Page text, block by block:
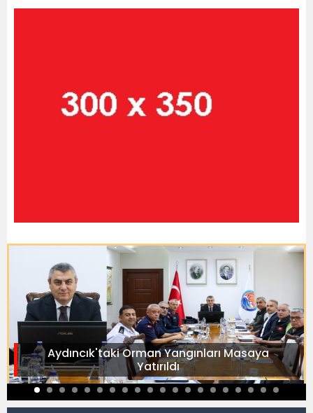
Aydıncık'taki Orman Yangınları Masaya
Yatırıldı